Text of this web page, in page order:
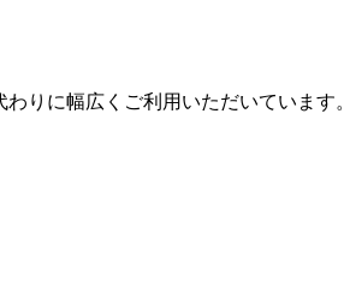
りに幅広くご利用いただいています。